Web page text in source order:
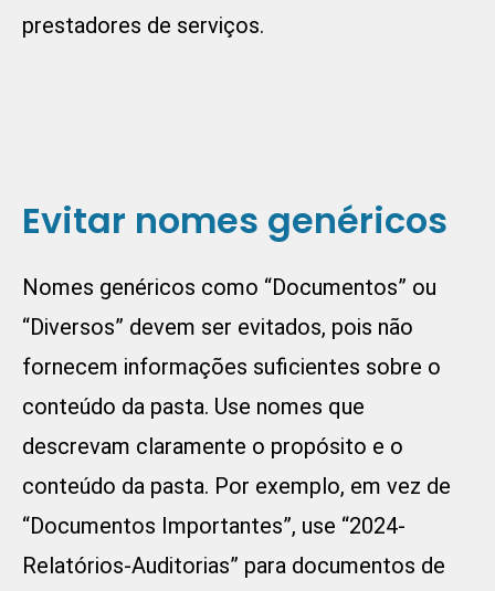
prestadores de serviços.
Evitar nomes genéricos
Nomes genéricos como “Documentos” ou
“Diversos” devem ser evitados, pois não
fornecem informações suficientes sobre o
conteúdo da pasta. Use nomes que
descrevam claramente o propósito e o
conteúdo da pasta. Por exemplo, em vez de
“Documentos Importantes”, use “2024-
Relatórios-Auditorias” para documentos de